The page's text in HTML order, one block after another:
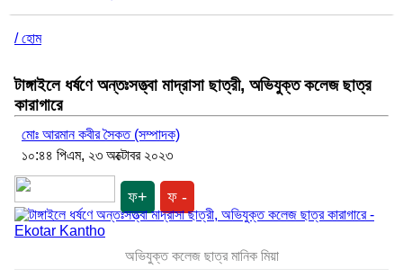
/ হোম
টাঙ্গাইলে ধর্ষণে অন্তঃসত্ত্বা মাদ্রাসা ছাত্রী, অভিযুক্ত কলেজ ছাত্র
কারাগারে
মোঃ আরমান কবীর সৈকত (সম্পাদক)
১০:৪৪ পিএম, ২৩ অক্টোবর ২০২৩
ফ+ ফ -
অভিযুক্ত কলেজ ছাত্র মানিক মিয়া